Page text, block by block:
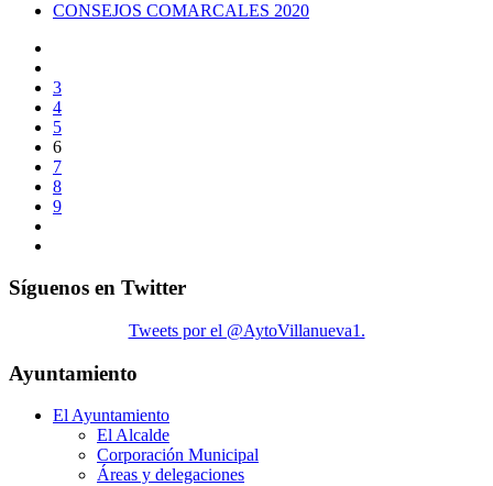
CONSEJOS COMARCALES 2020
3
4
5
6
7
8
9
Síguenos en Twitter
Tweets por el @AytoVillanueva1.
Ayuntamiento
El Ayuntamiento
El Alcalde
Corporación Municipal
Áreas y delegaciones